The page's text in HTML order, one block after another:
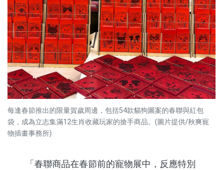
每逢春節推出的限量賀歲周邊，包括54款貓狗圖案的春聯與紅包
袋，成為立志集滿12生肖收藏玩家的搶手商品。(圖片提供/秋爽寵
物插畫事務所)
「春聯商品在春節前的寵物展中，反應特別